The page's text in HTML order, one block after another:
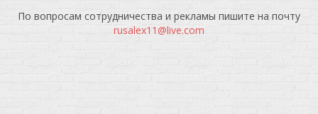
По вопросам сотрудничества и рекламы пишите на почту
rusalex11@live.com